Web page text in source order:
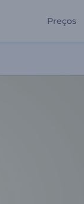
Preços